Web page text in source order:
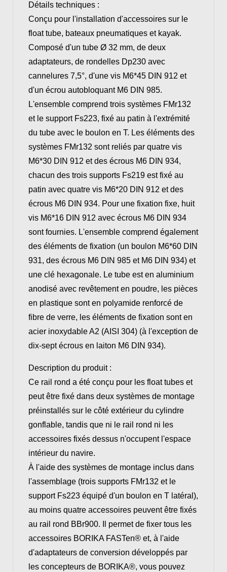
Détails techniques :
Conçu pour l'installation d'accessoires sur le
float tube, bateaux pneumatiques et kayak.
Composé d'un tube Ø 32 mm, de deux
adaptateurs, de rondelles Dp230 avec
cannelures 7,5°, d'une vis M6*45 DIN 912 et
d'un écrou autobloquant M6 DIN 985.
L'ensemble comprend trois systèmes FMr132
et le support Fs223, fixé au patin à l'extrémité
du tube avec le boulon en T. Les éléments des
systèmes FMr132 sont reliés par quatre vis
M6*30 DIN 912 et des écrous M6 DIN 934,
chacun des trois supports Fs219 est fixé au
patin avec quatre vis M6*20 DIN 912 et des
écrous M6 DIN 934. Pour une fixation fixe, huit
vis M6*16 DIN 912 avec écrous M6 DIN 934
sont fournies. L'ensemble comprend également
des éléments de fixation (un boulon M6*60 DIN
931, des écrous M6 DIN 985 et M6 DIN 934) et
une clé hexagonale. Le tube est en aluminium
anodisé avec revêtement en poudre, les pièces
en plastique sont en polyamide renforcé de
fibre de verre, les éléments de fixation sont en
acier inoxydable A2 (AISI 304) (à l'exception de
dix-sept écrous en laiton M6 DIN 934).
Description du produit :
Ce rail rond a été conçu pour les float tubes et
peut être fixé dans deux systèmes de montage
préinstallés sur le côté extérieur du cylindre
gonflable, tandis que ni le rail rond ni les
accessoires fixés dessus n'occupent l'espace
intérieur du navire.
À l'aide des systèmes de montage inclus dans
l'assemblage (trois supports FMr132 et le
support Fs223 équipé d'un boulon en T latéral),
au moins quatre accessoires peuvent être fixés
au rail rond BBr900. Il permet de fixer tous les
accessoires BORIKA FASTen® et, à l'aide
d'adaptateurs de conversion développés par
les concepteurs de BORIKA®, vous pouvez